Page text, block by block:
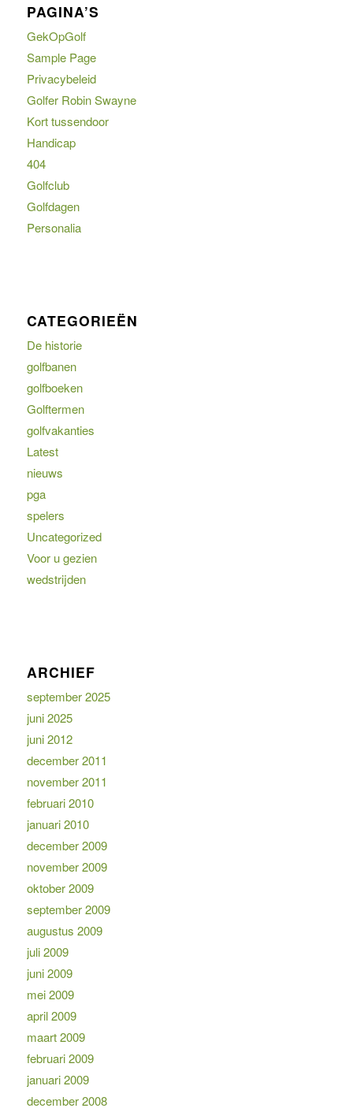
PAGINA’S
GekOpGolf
Sample Page
Privacybeleid
Golfer Robin Swayne
Kort tussendoor
Handicap
404
Golfclub
Golfdagen
Personalia
CATEGORIEËN
De historie
golfbanen
golfboeken
Golftermen
golfvakanties
Latest
nieuws
pga
spelers
Uncategorized
Voor u gezien
wedstrijden
ARCHIEF
september 2025
juni 2025
juni 2012
december 2011
november 2011
februari 2010
januari 2010
december 2009
november 2009
oktober 2009
september 2009
augustus 2009
juli 2009
juni 2009
mei 2009
april 2009
maart 2009
februari 2009
januari 2009
december 2008